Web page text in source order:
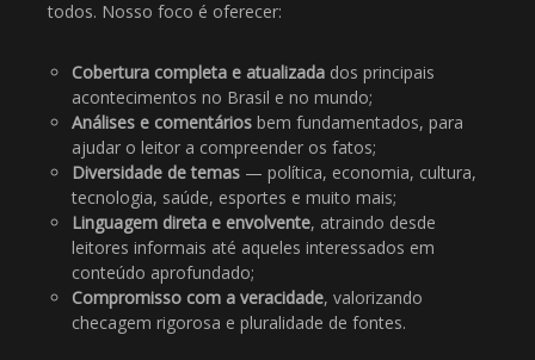
todos. Nosso foco é oferecer:
Cobertura completa e atualizada dos principais
acontecimentos no Brasil e no mundo;
Análises e comentários bem fundamentados, para
ajudar o leitor a compreender os fatos;
Diversidade de temas — política, economia, cultura,
tecnologia, saúde, esportes e muito mais;
Linguagem direta e envolvente, atraindo desde
leitores informais até aqueles interessados em
conteúdo aprofundado;
Compromisso com a veracidade, valorizando
checagem rigorosa e pluralidade de fontes.